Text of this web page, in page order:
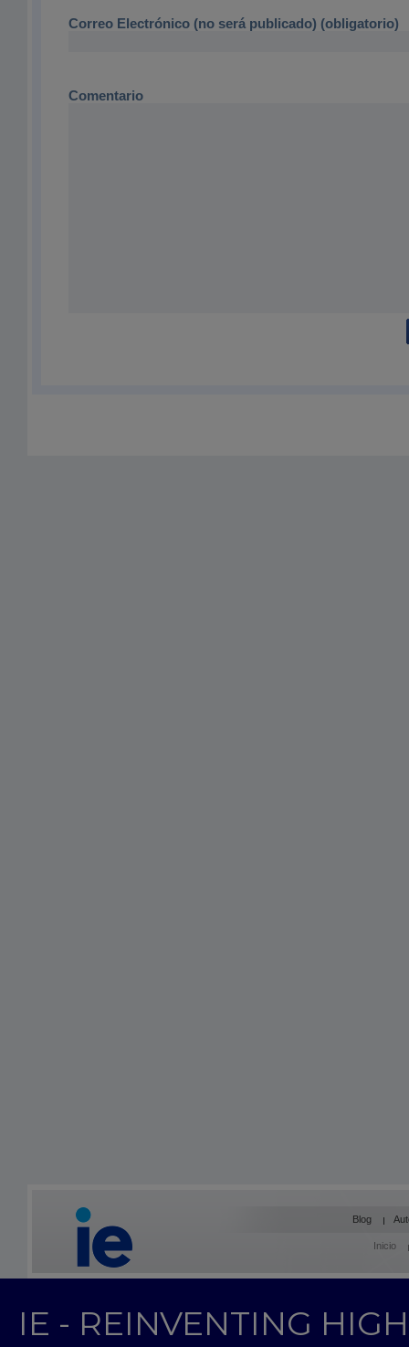
Correo Electrónico (no será publicado) (obligatorio)
Comentario
Blog
Inicio
IE - REINVENTING